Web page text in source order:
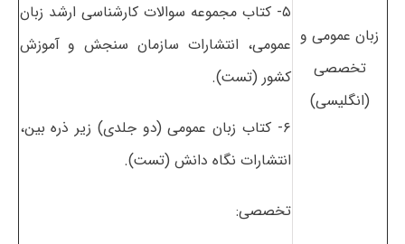
زبان عمومی و
تخصصی
(انگلیسی)
۵- کتاب مجموعه سوالات کارشناسی ارشد زبان
عمومی، انتشارات سازمان سنجش و آموزش
کشور (تست).
۶- کتاب زبان عمومی (دو جلدی) زیر ذره بین،
انتشارات نگاه دانش (تست).
تخصصی: